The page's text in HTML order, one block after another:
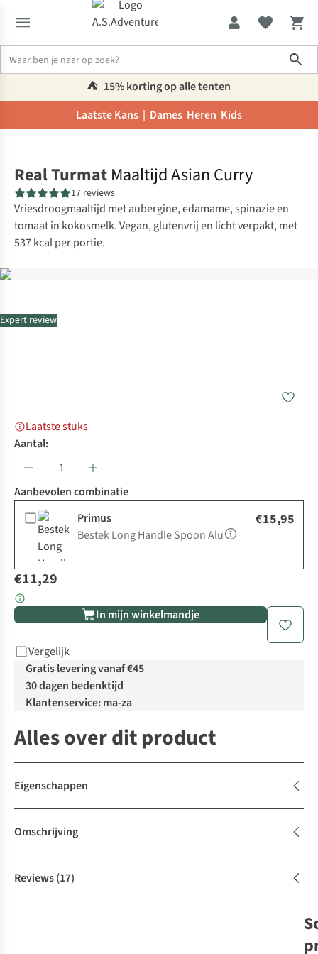
⛺️ 15% korting op alle tenten
Laatste Kans | Dames Heren Kids
Expert review
Real Turmat Maaltijd Asian Curry
17 reviews
Vriesdroogmaaltijd met aubergine, edamame, spinazie en
tomaat in kokosmelk. Vegan, glutenvrij en licht verpakt, met
537 kcal per portie.
Laatste stuks
Aantal:
Aanbevolen combinatie
Primus
Bestek Long Handle Spoon Alu
€15,95
€11,29
In mijn winkelmandje
Vergelijk
Gratis levering vanaf €45
30 dagen bedenktijd
Klantenservice: ma-za
Alles over dit product
Eigenschappen
Omschrijving
Reviews(17)